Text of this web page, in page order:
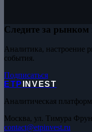
Следите за рынком
Аналитика, настроение
события.
Подписаться
ETP
INVEST
Аналитическая
Москва, ул. Тимура
contact@etpinvest.ru